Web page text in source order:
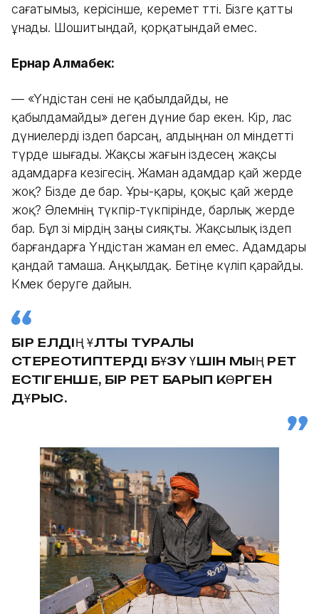
сағатымыз, керісінше, керемет өтті. Бізге қатты
ұнады. Шошитындай, қорқатындай емес.
Ернар Алмабек:
— «Үндістан сені не қабылдайды, не
қабылдамайды» деген дүние бар екен. Кір, лас
дүниелерді іздеп барсаң, алдыңнан ол міндетті
түрде шығады. Жақсы жағын іздесең жақсы
адамдарға кезігесің. Жаман адамдар қай жерде
жоқ? Бізде де бар. Ұры-қары, қоқыс қай жерде
жоқ? Әлемнің түкпір-түкпірінде, барлық жерде
бар. Бұл өзі өмірдің заңы сияқты. Жақсылық іздеп
барғандарға Үндістан жаман ел емес. Адамдары
қандай тамаша. Аңқылдақ. Бетіңе күліп қарайды.
Көмек беруге дайын.
БІР ЕЛДІҢ ҰЛТЫ ТУРАЛЫ
СТЕРЕОТИПТЕРДІ БҰЗУ ҮШІН МЫҢ РЕТ
ЕСТІГЕНШЕ, БІР РЕТ БАРЫП КӨРГЕН
ДҰРЫС.